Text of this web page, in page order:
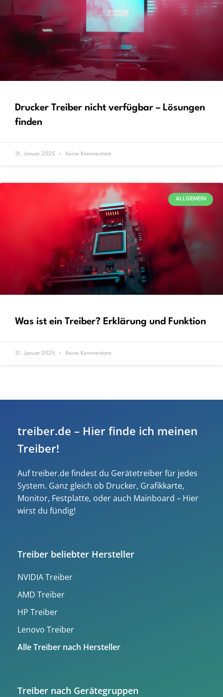
Drucker Treiber nicht verfügbar – Lösungen
finden
31. Januar 2025 Keine Kommentare
ALLGEMEIN
Was ist ein Treiber? Erklärung und Funktion
31. Januar 2025 Keine Kommentare
treiber.de – Hier finde ich meinen
Treiber!
Auf treiber.de findest du Gerätetreiber für jedes
System. Ganz gleich ob Drucker, Grafikkarte,
Monitor, Festplatte, oder auch Mainboard – Hier
wirst du fündig!
Treiber beliebter Hersteller
NVIDIA Treiber
AMD Treiber
HP Treiber
Lenovo Treiber
Alle Treiber nach Hersteller
Treiber nach Gerätegruppen